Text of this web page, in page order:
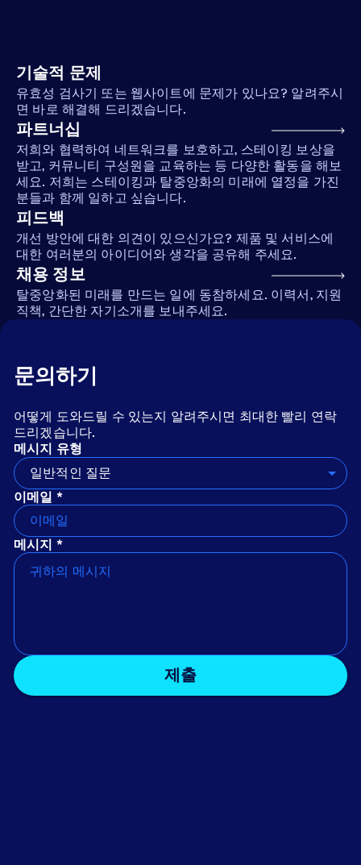
기술적 문제
유효성 검사기 또는 웹사이트에 문제가 있나요? 알려주시
면 바로 해결해 드리겠습니다.
파트너십
저희와 협력하여 네트워크를 보호하고, 스테이킹 보상을
받고, 커뮤니티 구성원을 교육하는 등 다양한 활동을 해보
세요. 저희는 스테이킹과 탈중앙화의 미래에 열정을 가진
분들과 함께 일하고 싶습니다.
피드백
개선 방안에 대한 의견이 있으신가요? 제품 및 서비스에
대한 여러분의 아이디어와 생각을 공유해 주세요.
채용 정보
탈중앙화된 미래를 만드는 일에 동참하세요. 이력서, 지원
직책, 간단한 자기소개를 보내주세요.
문의하기
어떻게 도와드릴 수 있는지 알려주시면 최대한 빨리 연락
드리겠습니다.
메시지 유형
일반적인 질문
이메일 *
메시지 *
제출